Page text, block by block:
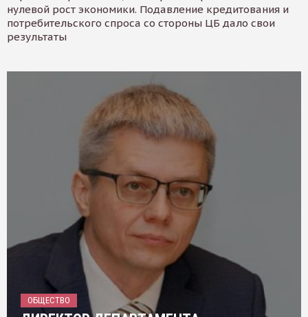
нулевой рост экономики. Подавление кредитования и
потребительского спроса со стороны ЦБ дало свои
результаты
ОБЩЕСТВО